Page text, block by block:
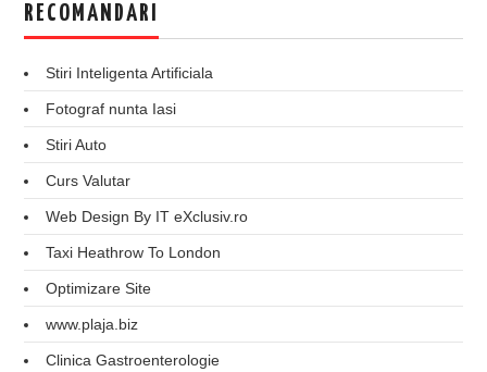
RECOMANDARI
Stiri Inteligenta Artificiala
Fotograf nunta Iasi
Stiri Auto
Curs Valutar
Web Design By IT eXclusiv.ro
Taxi Heathrow To London
Optimizare Site
www.plaja.biz
Clinica Gastroenterologie